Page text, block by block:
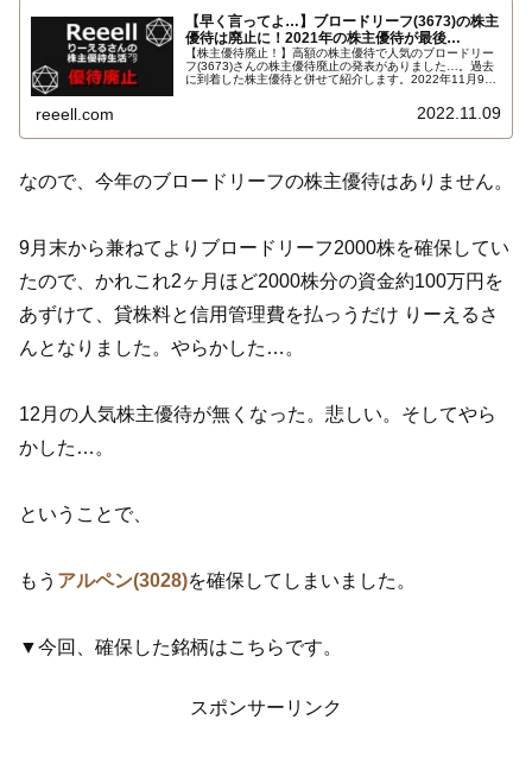
【早く言ってよ…】ブロードリーフ(3673)の株主
優待は廃止に！2021年の株主優待が最後…
【株主優待廃止！】高額の株主優待で人気のブロードリー
フ(3673)さんの株主優待廃止の発表がありました…。過去
に到着した株主優待と併せて紹介します。2022年11月9
ありました。すでに進呈済の2021年12月末権利の株主優
reeell.com 2022.11.09
なので、今年のブロードリーフの株主優待はありません。
9月末から兼ねてよりブロードリーフ2000株を確保してい
たので、かれこれ2ヶ月ほど2000株分の資金約100万円を
あずけて、貸株料と信用管理費を払っうだけ りーえるさ
んとなりました。やらかした…。
12月の人気株主優待が無くなった。悲しい。そしてやら
かした…。
ということで、
もう アルペン(3028)を確保してしまいました。
▼今回、確保した銘柄はこちらです。
スポンサーリンク